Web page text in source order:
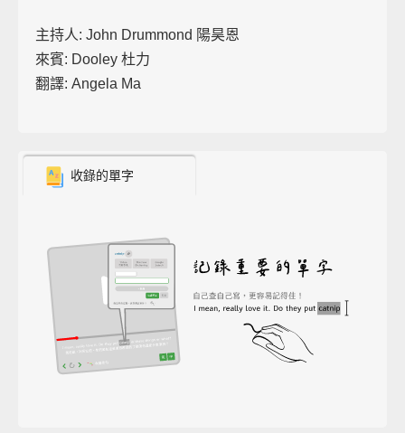
主持人: John Drummond 陽昊恩
來賓: Dooley 杜力
翻譯: Angela Ma
收錄的單字